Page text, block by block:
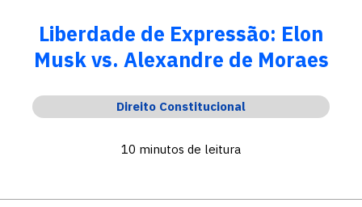
Liberdade de Expressão: Elon
Musk vs. Alexandre de Moraes
Direito Constitucional
10 minutos de leitura